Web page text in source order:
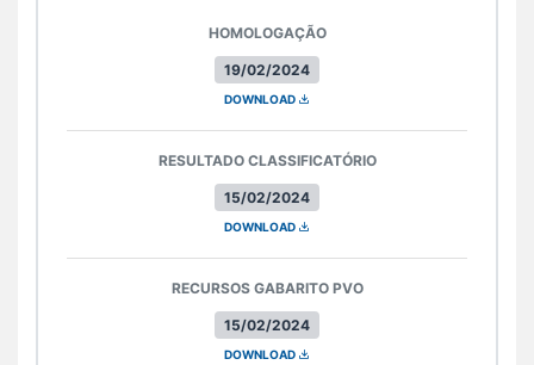
19/02/2024
HOMOLOGAÇÃO
DOWNLOAD
15/02/2024
RESULTADO CLASSIFICATÓRIO
DOWNLOAD
15/02/2024
RECURSOS GABARITO PVO
DOWNLOAD